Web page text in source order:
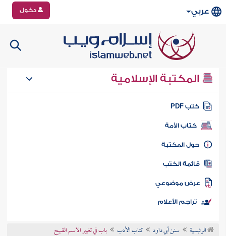
عربي دخول
المكتبة الإسلامية
كتب PDF
كتاب الأمة
المكتبة
الكتب
موضوعي
تراجم الأعلام
الرئيسية سنن أبي داود كتاب الأدب باب في تغيير الاسم القبيح